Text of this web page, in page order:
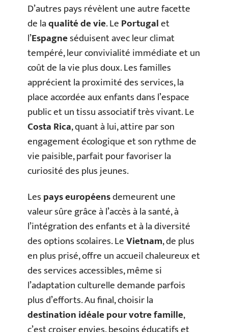
D’autres pays révèlent une autre facette
de laqualité de vie. LePortugalet
l’Espagneséduisent avec leur climat
tempéré, leur convivialité immédiate et un
coût de la vie plus doux. Les familles
apprécient la proximité des services, la
place accordée aux enfants dans l’espace
public et un tissu associatif très vivant. Le
Costa Rica, quant à lui, attire par son
engagement écologique et son rythme de
vie paisible, parfait pour favoriser la
curiosité des plus jeunes.
Lespays européensdemeurent une
valeur sûre grâce à l’accès à la santé, à
l’intégration des enfants et à la diversité
des options scolaires. LeVietnam, de plus
en plus prisé, offre un accueil chaleureux et
des services accessibles, même si
l’adaptation culturelle demande parfois
plus d’efforts. Au final, choisir la
destination idéale pour votre famille,